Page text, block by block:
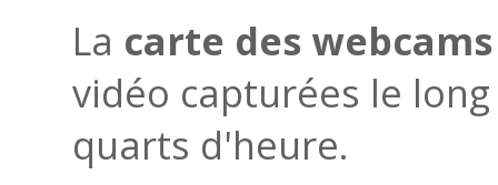
La carte des webcams
vidéo capturées le
quarts d'heure.